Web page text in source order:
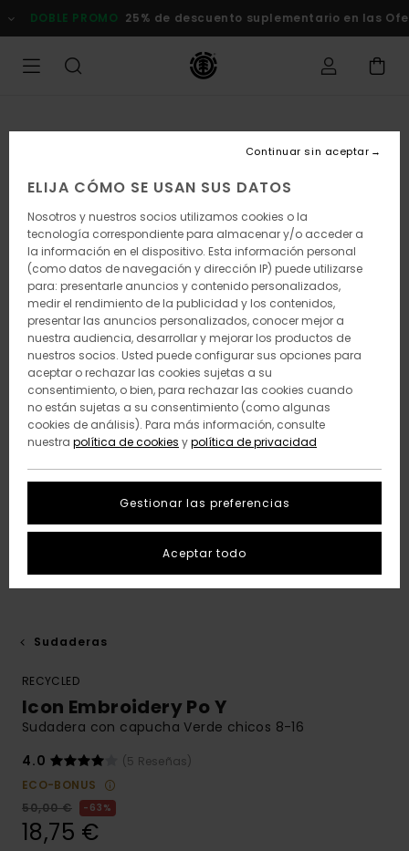
la
DOBLE PROMO 25% de descuento suplementario en las
Sudaderas
RECYCLED
Icon Embroidery Po Y
Sudadera con capucha Verde chicos 8-16
4.0
(5 Reseñas)
ECO-BONUS
50,00 €
63%
18,75 €
ELIJA CÓMO SE USAN SUS DATOS
Nosotros y nuestros socios utilizamos cookies o la
tecnología correspondiente para almacenar y/o acceder a
la información en el dispositivo. Esta información personal
(como datos de navegación y dirección IP) puede utilizarse
para: presentarle anuncios y contenido personalizados,
medir el rendimiento de la publicidad y los contenidos,
presentar las anuncios personalizados, conocer mejor a
nuestra audiencia, desarrollar y mejorar los productos de
nuestros socios. Usted puede configurar sus opciones para
aceptar o rechazar las cookies sujetas a su
consentimiento, o bien, para rechazar las cookies cuando
no están sujetas a su consentimiento (como algunas
cookies de análisis). Para más información, consulte
nuestra política de cookies ypolítica de privacidad
Gestionar las preferencias
Continuar sin aceptar
Aceptar todo